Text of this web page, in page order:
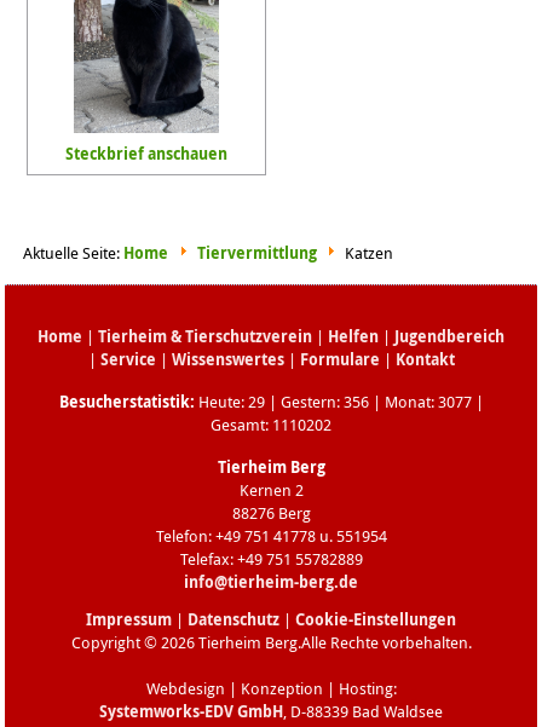
Steckbrief anschauen
Aktuelle Seite: Home Tiervermittlung Katzen
Home | Tierheim & Tierschutzverein | Helfen | Jugendbereich
| Service | Wissenswertes| Formulare | Kontakt
Besucherstatistik: Heute: 29 | Gestern: 356 | Monat: 3077 |
Gesamt: 1110202
Tierheim Berg
Kernen 2
88276 Berg
Telefon: +49 751 41778 u. 551954
Telefax: +49 751 55782889
info@tierheim-berg.de
Impressum | Datenschutz | Cookie-Einstellungen
Copyright © 2026 Tierheim Berg.Alle Rechte vorbehalten.
Webdesign | Konzeption | Hosting:
Systemworks-EDV GmbH, D-88339 Bad Waldsee